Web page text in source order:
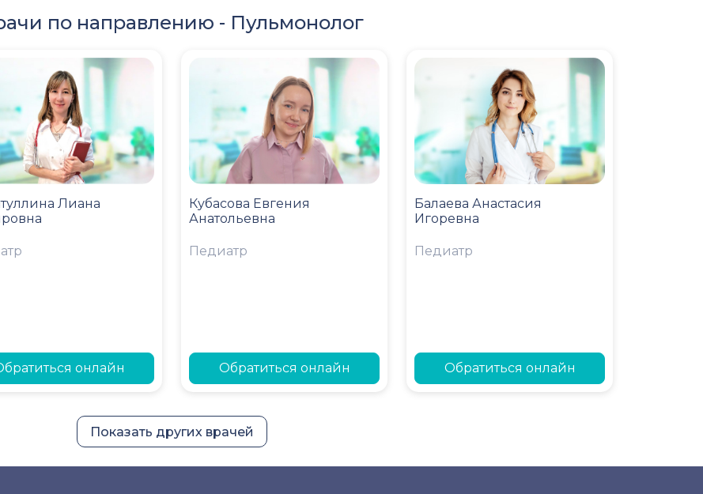
по направлению - Пульмонолог
Лиана
онлайн
Кубасова Евгения
Анатольевна
Педиатр
Обратиться онлайн
Балаева Анастасия
Игоревна
Педиатр
Обратиться онлайн
Показать других врачей